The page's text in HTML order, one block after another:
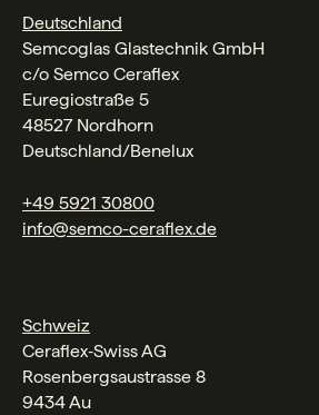
Deutschland
Semcoglas Glastechnik GmbH
c/o Semco Ceraflex
Euregiostraße 5
48527 Nordhorn
Deutschland/Benelux
+49 5921 30800
info@semco-ceraflex.de
Schweiz
Ceraflex‑Swiss AG
Rosenbergsaustrasse 8
9434 Au